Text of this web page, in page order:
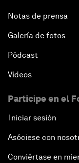
Notas de prensa
Galería de fotos
Pódcast
Vídeos
Participe en el
Iniciar sesión
Asóciese con
Conviértase en